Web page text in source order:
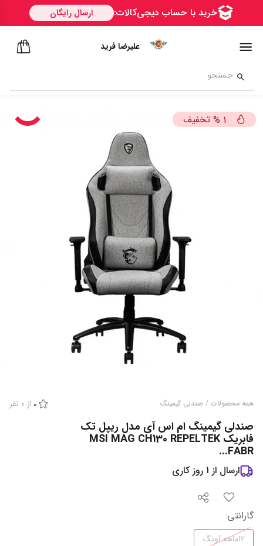
علیرضا فرید
1
% تخفیف
همه محصولات / صندلی گیمینگ 0 از 0 نفر
صندلی گیمینگ ام اس آی مدل ریپل تک
فابریک MSI MAG CH130 REPELTEK
FABR...
ارسال از 1 روز کاری
گارانتی:
12ماهه آونگ